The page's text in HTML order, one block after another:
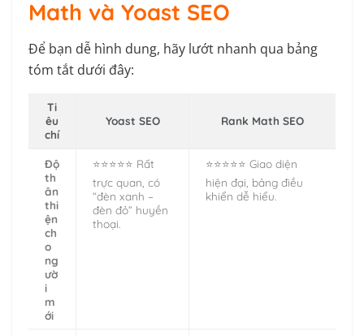
Math và Yoast SEO
Để bạn dễ hình dung, hãy lướt nhanh qua bảng
tóm tắt dưới đây:
Ti
êu
chí
Yoast SEO Rank Math SEO
Độ
th
ân
thi
ện
ch
o
ng
ườ
i
m
ới
⭐⭐⭐⭐⭐ Rất
trực quan, có
“đèn xanh –
đèn đỏ” huyền
thoại.
⭐⭐⭐⭐⭐ Giao diện
hiện đại, bảng điều
khiển dễ hiểu.